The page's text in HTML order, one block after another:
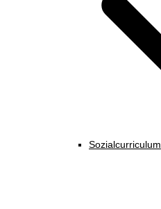
Sozialcurriculum